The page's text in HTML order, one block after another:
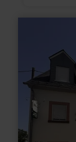
Ladestation
Backhaus
Bleialf